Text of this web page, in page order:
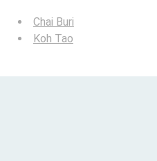
Chai Buri
Koh Tao